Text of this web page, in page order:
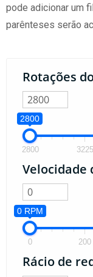
pode adicionar um
parênteses serão
Rotações
2800
2800 3225
Velocidade
0 RPM
0 200
Rácio de